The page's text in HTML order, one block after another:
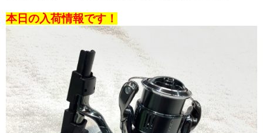
本日の入荷情報です！